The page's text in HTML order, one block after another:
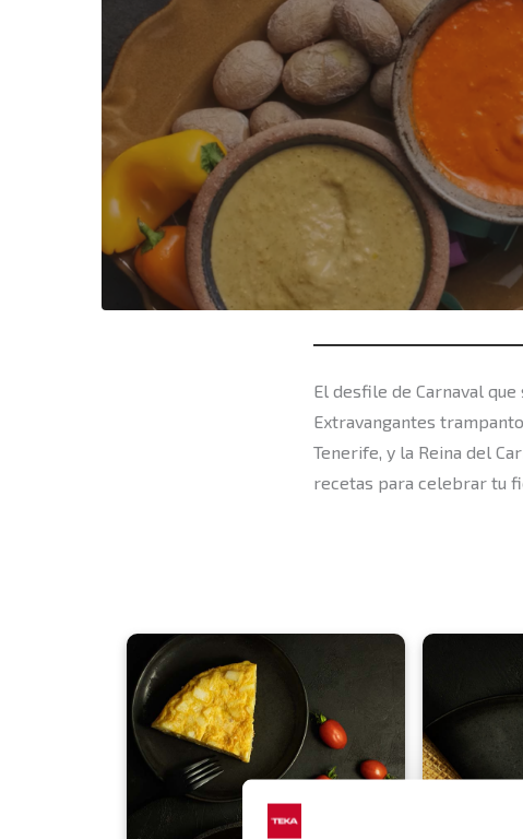
El desfile de Carnaval
Extravangantes
Tenerife, y la Reina del
recetas para celebrar tu